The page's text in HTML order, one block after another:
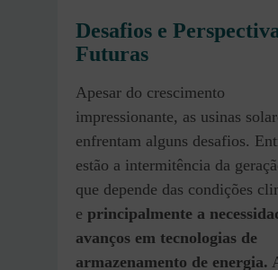
Desafios e
Futuras
Apesar do crescimento
impressionante, as usinas
enfrentam alguns desafios.
estão a intermitência da
que depende das condições
e principalmente a
avanços em tecnologias de
armazenamento de energia.